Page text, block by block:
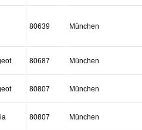
80639 München
80687 München
80807 München
80807 München